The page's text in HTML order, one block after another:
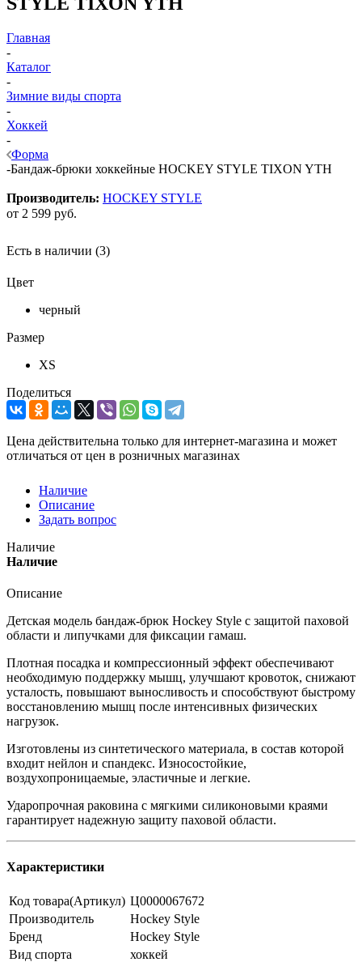
Главная
-
Каталог
-
Зимние виды спорта
-
Хоккей
-
Форма
-Бандаж-брюки хоккейные HOCKEY STYLE TIXON YTH
Производитель: HOCKEY STYLE
от 2 599 руб.
Есть в наличии (3)
Цвет
черный
Размер
XS
Поделиться
Цена действительна только для интернет-магазина и может
отличаться от цен в розничных магазинах
Наличие
Описание
Задать вопрос
Наличие
Наличие
Описание
Детская модель бандаж-брюк Hockey Style с защитой паховой
области и липучками для фиксации гамаш.
Плотная посадка и компрессионный эффект обеспечивают
необходимую поддержку мышц, улучшают кровоток, снижают
усталость, повышают выносливость и способствуют быстрому
восстановлению мышц после интенсивных физических
нагрузок.
Изготовлены из синтетического материала, в состав которой
входит нейлон и спандекс. Износостойкие,
воздухопроницаемые, эластичные и легкие.
Ударопрочная раковина с мягкими силиконовыми краями
гарантирует надежную защиту паховой области.
Характеристики
Код товара(Артикул) Ц0000067672
Производитель
Hockey Style
Бренд
Hockey Style
Вид спорта
хоккей